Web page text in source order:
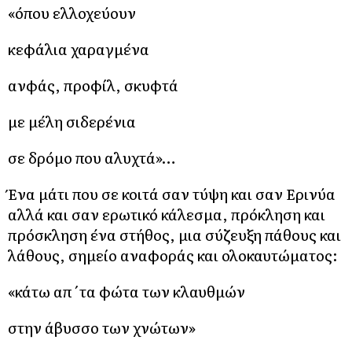
«όπου ελλοχεύουν
κεφάλια χαραγμένα
ανφάς, προφίλ, σκυφτά
με μέλη σιδερένια
σε δρόμο που αλυχτά»…
Ένα μάτι που σε κοιτά σαν τύψη και σαν Ερινύα
αλλά και σαν ερωτικό κάλεσμα, πρόκληση και
πρόσκληση ένα στήθος, μια σύζευξη πάθους και
λάθους, σημείο αναφοράς και ολοκαυτώματος:
«κάτω απ΄τα φώτα των κλαυθμών
στην άβυσσο των χνώτων»